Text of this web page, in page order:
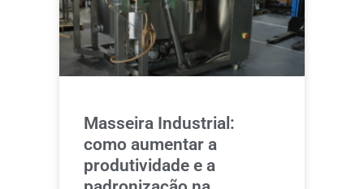
Masseira Industrial:
como aumentar a
produtividade e a